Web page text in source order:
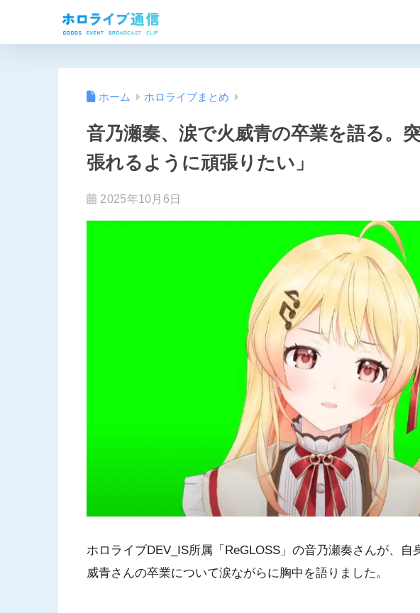
ホーム ホロライブまとめ
音乃瀬奏、涙で火威青の卒業を語る。
張れるように頑張りたい」
2025年10月6日
ホロライブDEV_IS所属「ReGLOSS」の音乃瀬奏さんが、自
威青さんの卒業について涙ながらに胸中を語りました。